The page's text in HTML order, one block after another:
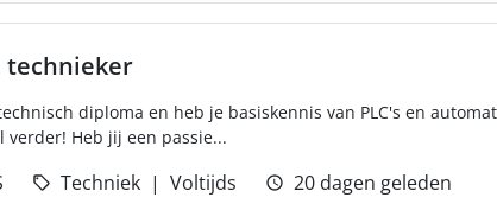
technieker
diploma en heb je basiskennis van PLC's en
verder! Heb jij een passie...
Techniek Voltijds 20 dagen geleden